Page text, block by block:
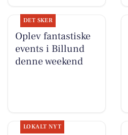
DET SKER
Oplev fantastiske
events i Billund
denne weekend
LOKALT NYT